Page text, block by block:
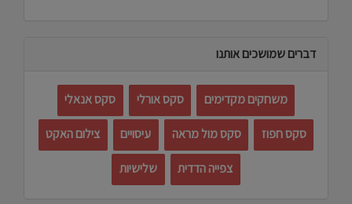
דברים שמושכים אותנו
משחקים מקדימים סקס אורלי סקס אנאלי
סקס חפוז סקס מול מראה עיסויים צילום האקט
צפייה הדדית שלישיות